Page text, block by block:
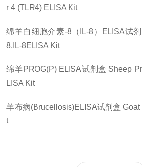
r 4 (TLR4) ELISA Kit
绵羊白细胞介素-8（ IL-8） ELISA试
8,IL-8ELISA Kit
绵羊PROG(P) ELISA试剂盒 Sheep
LISA Kit
羊布病(Brucellosis)ELISA试剂盒 Goat
t